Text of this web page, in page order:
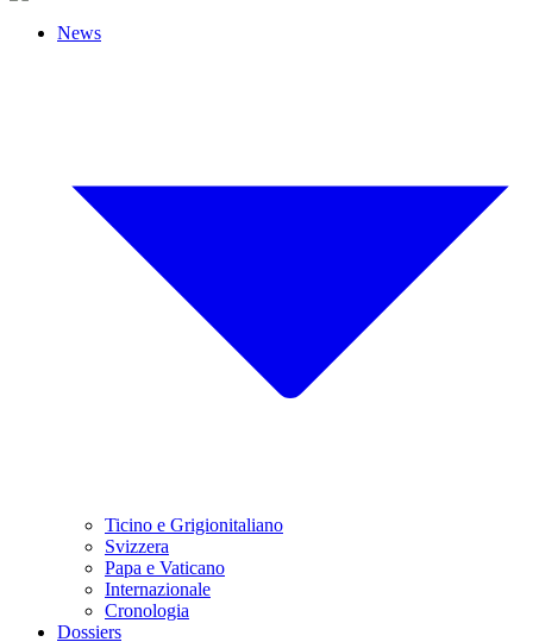
News
Ticino e Grigionitaliano
Svizzera
Papa e Vaticano
Internazionale
Cronologia
Dossiers